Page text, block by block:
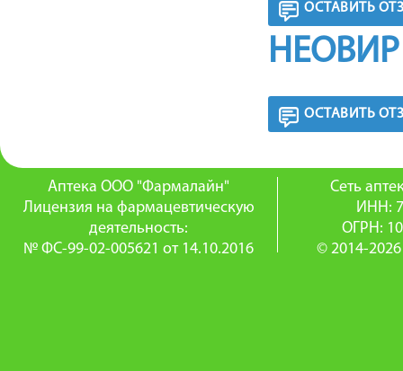
ОСТАВИТЬ
ОСТАВИТЬ
Аптека ООО "Фармалайн"
Лицензия на фармацевтическую
деятельность:
№ ФС-99-02-005621 от 14.10.2016
Сеть
ИНН:
ОГРН:
© 2014-